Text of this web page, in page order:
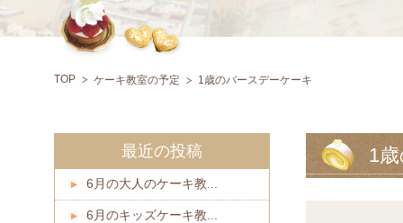
TOP ケーキ教室の予定 1歳のバースデーケーキ
1
最近の投稿
6月の大人のケーキ教...
6月のキッズケーキ教...